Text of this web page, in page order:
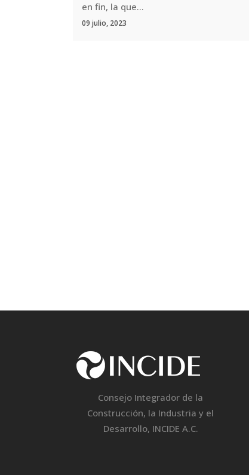
en fin, la que...
09 julio, 2023
Consejo Integrador de la
Construcción, la Industria y el
Desarrollo, INCIDE A.C.